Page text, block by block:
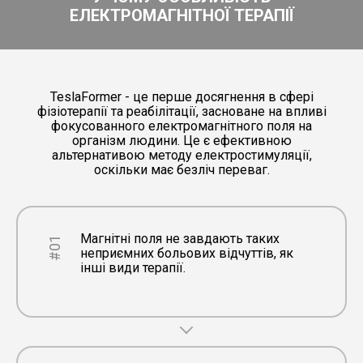
ЕЛЕКТРОМАГНІТНОЇ ТЕРАПІЇ
TeslaFormer - це перше досягнення в сфері
фізіотерапії та реабілітації, засноване на впливі
фокусованного електромагнітного поля на
організм людини. Це є ефективною
альтернативою методу електростимуляції,
оскільки має безліч переваг.
#01
Магнітні поля не завдають таких
неприємних больових відчуттів, як
інші види терапії.